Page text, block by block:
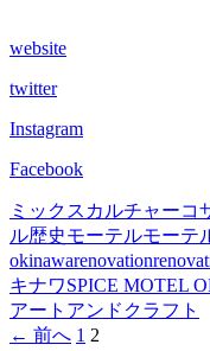
website
twitter
Instagram
Facebook
ミックスカルチャーコ
ル歴史モーテルモーテ
okinawarenovation
キナワSPICE MOTEL
アートアンドクラフト
投
← 前へ 1 2